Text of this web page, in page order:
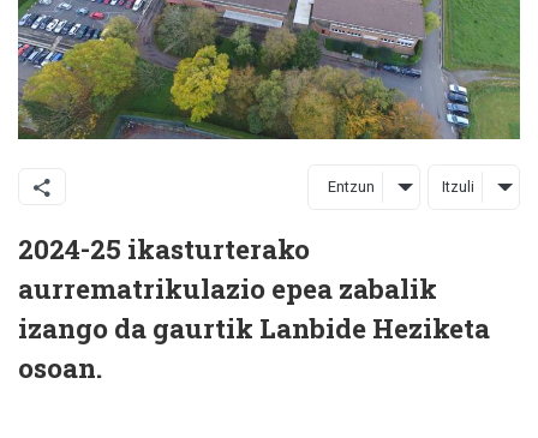
Entzun Itzuli
2024-25 ikasturterako
aurrematrikulazio epea zabalik
izango da gaurtik Lanbide Heziketa
osoan.